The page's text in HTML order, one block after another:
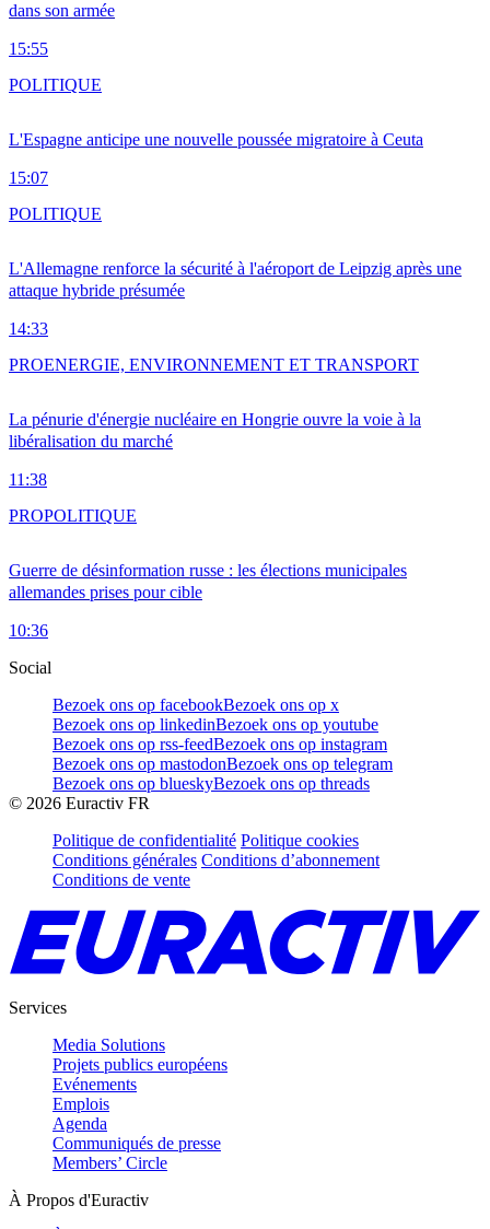
dans son armée
15:55
L'Espagne anticipe une nouvelle poussée migratoire à Ceuta
15:07
POLITIQUE
L'Allemagne renforce la sécurité à l'aéroport de Leipzig après une
attaque hybride présumée
14:33
POLITIQUE
La pénurie d'énergie nucléaire en Hongrie ouvre la voie à la
libéralisation du marché
11:38
PROENERGIE, ENVIRONNEMENT ET TRANSPORT
Guerre de désinformation russe : les élections municipales
allemandes prises pour cible
10:36
PROPOLITIQUE
Social
Bezoek ons op facebookBezoek ons op x
Bezoek ons op linkedinBezoek ons op youtube
Bezoek ons op rss-feedBezoek ons op instagram
Bezoek ons op mastodonBezoek ons op telegram
Bezoek ons op blueskyBezoek ons op threads
© 2026 Euractiv FR
Politique de confidentialité Politique cookies
Conditions générales Conditions d’abonnement
Conditions de vente
Services
Media Solutions
Projets publics européens
Evénements
Emplois
Agenda
Communiqués de presse
Members’ Circle
À Propos d'Euractiv